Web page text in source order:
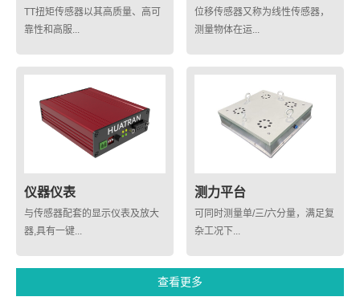
TT扭矩传感器以其高质量、高可
靠性和高服...
位移传感器又称为线性传感器，
测量物体在运...
仪器仪表
与传感器配套的显示仪表及放大
器,具有一键...
测力平台
可同时测量单/三/六分量，满足复
杂工况下...
查看更多